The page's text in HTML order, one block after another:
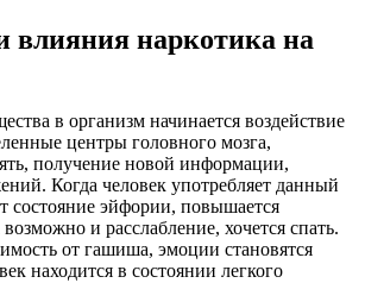
влияния наркотика на
в организм начинается воздействие
центры головного мозга,
получение новой информации,
Когда человек употребляет данный
состояние эйфории, повышается
и расслабление, хочется спать.
от гашиша, эмоции становятся
находится в состоянии легкого